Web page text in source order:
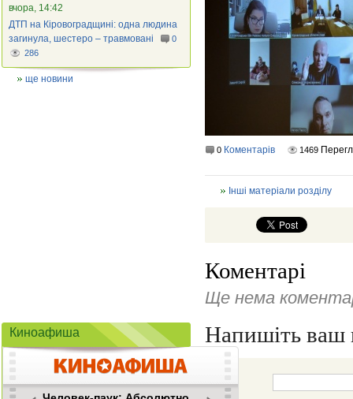
0 Коментарів 1469
Інші матеріали розділу
Коментарі
Ще нема
Напишіть ваш
Ім'я:
вчора, 14:42
ДТП на Кіровоградщині: одна людина
загинула, шестеро – травмовані
0
286
ще новини
Киноафиша